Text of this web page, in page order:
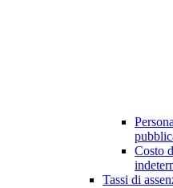
Costo
Tassi di